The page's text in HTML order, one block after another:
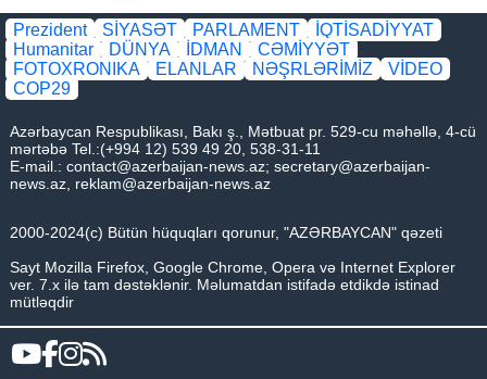
Prezident SİYASƏT PARLAMENT
İQTİSADİYYAT
Humanitar
DÜNYA İDMAN
CƏMİYYƏT
FOTOXRONIKA
ELANLAR NƏŞRLƏRİMİZ
VİDEO
COP29
Azərbaycan Respublikası, Bakı ş., Mətbuat pr. 529-cu məhəllə, 4-cü
mərtəbə Tel.:(+994 12) 539 49 20, 538-31-11
E-mail.: contact@azerbaijan-news.az; secretary@azerbaijan-
news.az reklam@azerbaijan-news.az
2000-2024(c) Bütün hüquqları qorunur, "AZƏRBAYCAN" qəzeti
Sayt Mozilla Firefox, Google Chrome, Opera və Internet Explorer
ver. 7.x ilə tam dəstəklənir. Məlumatdan istifadə etdikdə istinad
mütləqdir